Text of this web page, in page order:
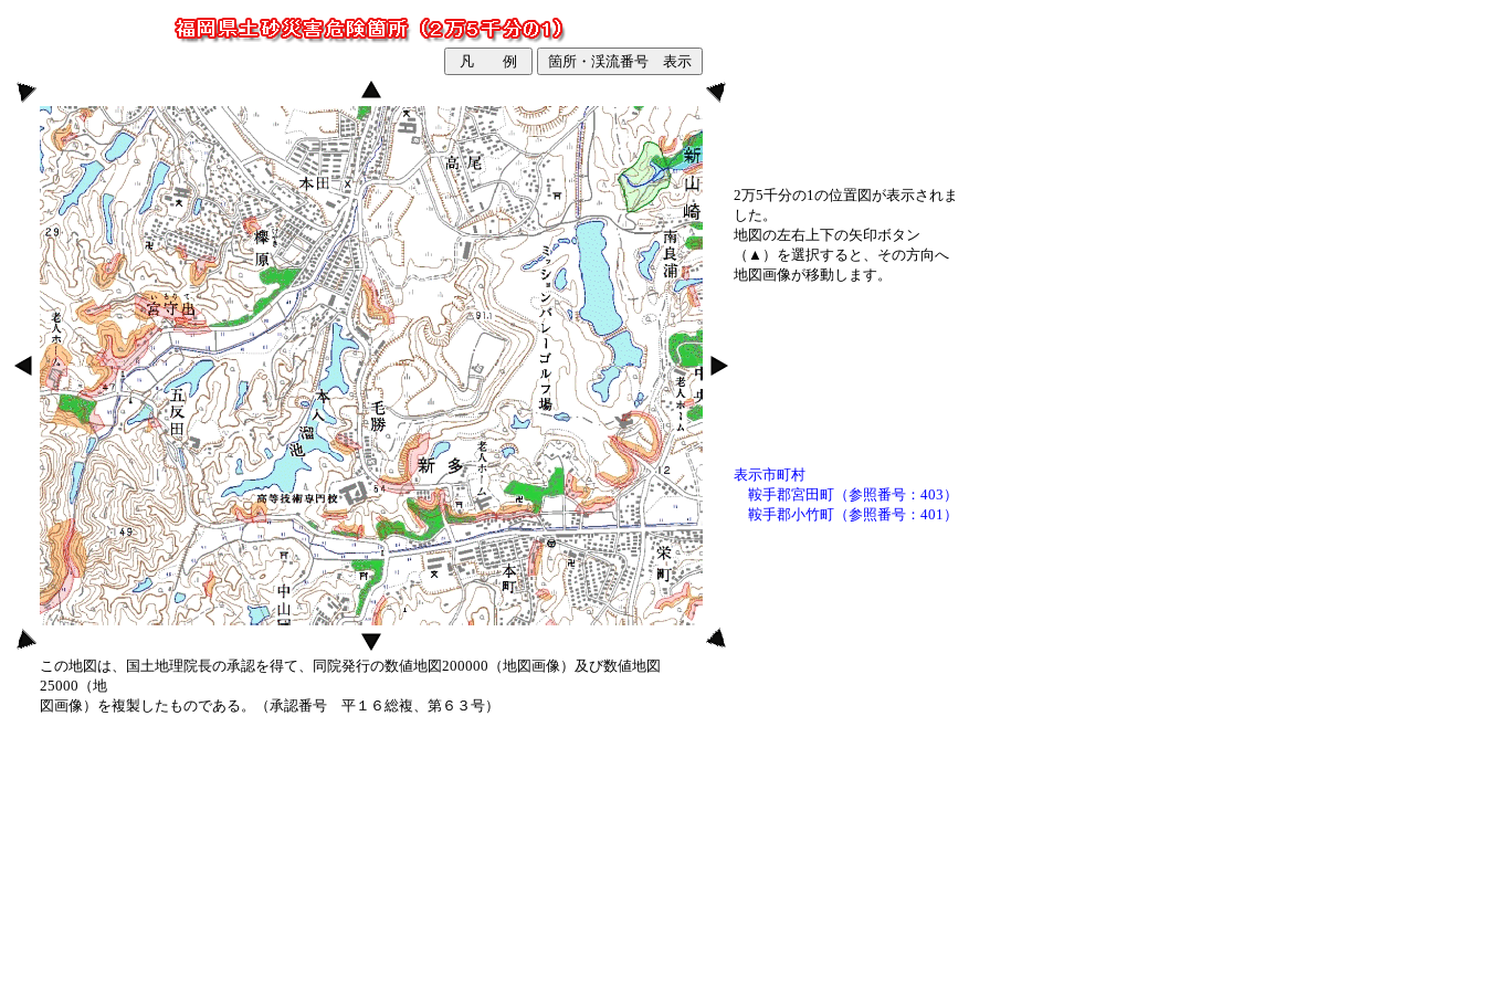
2万5千分の1の位置図が表示されま
した。
地図の左右上下の矢印ボタン
（▲）を選択すると、その方向へ
地図画像が移動します。
表示市町村
鞍手郡宮田町（参照番号：403）
鞍手郡小竹町（参照番号：401）
この地図は、国土地理院長の承認を得て、同院発行の数値地図200000（地図画像）及び数値地図
25000（地
図画像）を複製したものである。（承認番号 平１６総複、第６３号）